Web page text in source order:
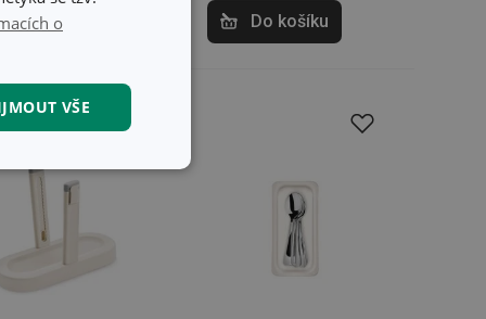
Do košíku Do košíku
o
VŠE
soubory